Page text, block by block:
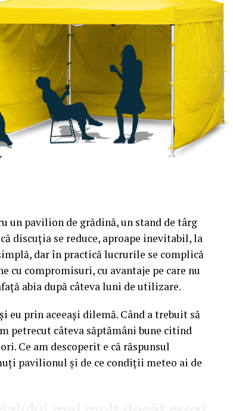
un pavilion de grădină, un stand de târg
discuția se reduce, aproape inevitabil, la
dar în practică lucrurile se complică
cu compromisuri, cu avantaje pe care nu
abia după câteva luni de utilizare.
eu prin aceeași dilemă. Când a trebuit să
petrecut câteva săptămâni bune citind
Ce am descoperit e că răspunsul
pavilionul și de ce condiții meteo ai de